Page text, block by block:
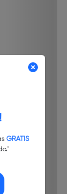
GRATIS